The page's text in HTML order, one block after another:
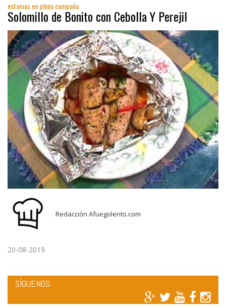
estamos en plena campaña
Solomillo de Bonito con Cebolla Y Perejil
Redacción Afuegolento.com
20-08-2019
SÍGUENOS